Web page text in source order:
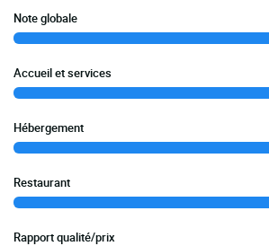
Note globale
Accueil et services
Hébergement
Restaurant
Rapport qualité/prix